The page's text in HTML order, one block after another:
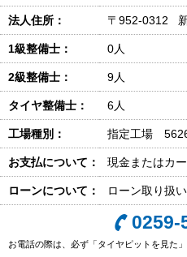
法人住所： 〒952-0312
1級整備士： 0人
2級整備士： 9人
タイヤ整備士： 6人
工場種別： 指定工場
お支払について： 現金またはカ
ローンについて： ローン取り扱
0259-
お電話の際は、必ず「タイヤピットを見た」